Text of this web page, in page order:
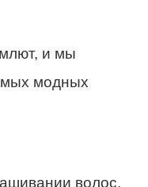
и мы
модных
волос,